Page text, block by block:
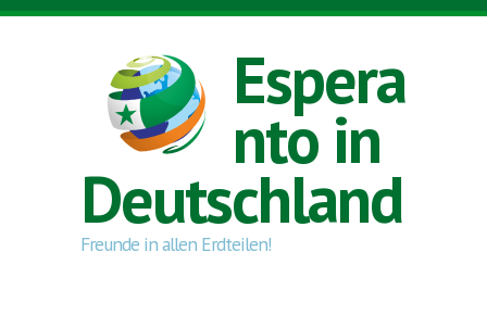
Direkt zum Inhalt
Espera
nto in
Deutschland
Freunde in allen Erdteilen!